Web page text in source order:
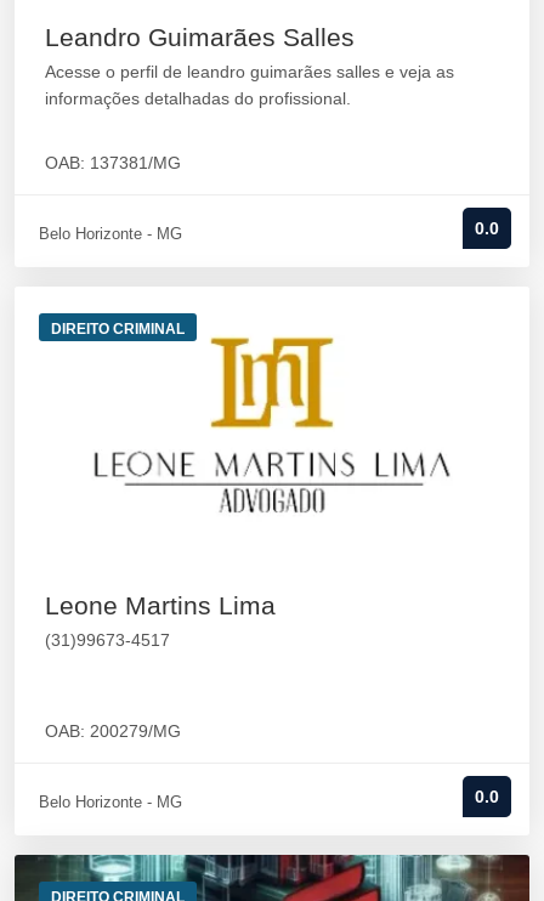
Leandro Guimarães Salles
Acesse o perfil de leandro guimarães salles e veja as
informações detalhadas do profissional.
OAB: 137381/MG
Belo Horizonte - MG 0.0
DIREITO CRIMINAL
Leone Martins Lima
(31)99673-4517
OAB: 200279/MG
Belo Horizonte - MG 0.0